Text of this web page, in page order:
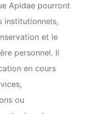
Apidae pourront
institutionnels,
et le
personnel. Il
en cours
ou